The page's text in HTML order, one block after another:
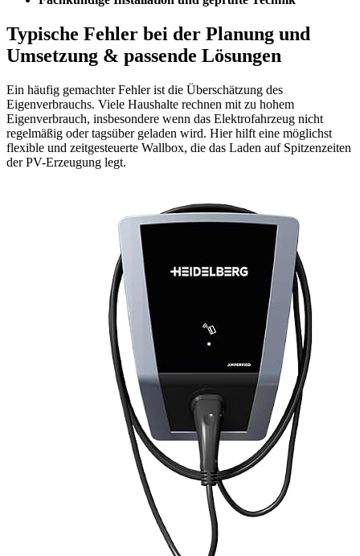
Typische Fehler bei der Planung und
Umsetzung & passende Lösungen
Ein häufig gemachter Fehler ist die Überschätzung des
Eigenverbrauchs. Viele Haushalte rechnen mit zu hohem
Eigenverbrauch, insbesondere wenn das Elektrofahrzeug nicht
regelmäßig oder tagsüber geladen wird. Hier hilft eine möglichst
flexible und zeitgesteuerte Wallbox, die das Laden auf Spitzenzeiten
der PV-Erzeugung legt.